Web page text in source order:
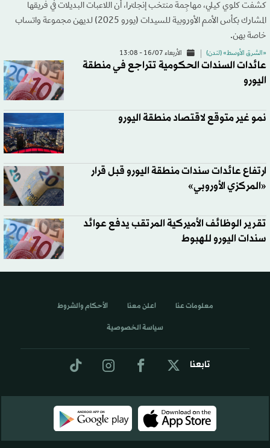
كشفت كلوي كيلي، مهاجِمة منتخب إنجلترا، أن اللاعبات البديلات في فريقها
المشارك بكأس الأمم الأوروبية للسيدات (يورو 2025) لديهن مجموعة واتساب
خاصة بهن.
«الشرق الأوسط» (لندن) الأربعاء 16/07 - 13:08
عائدات السندات الحكومية تتراجع في منطقة
اليورو
نمو غير متوقع لاقتصاد منطقة اليورو
ارتفاع عائدات سندات منطقة اليورو قبل قرار
«المركزي الأوروبي»
تقرير الوظائف الأميركية المرتقب يدفع عوائد
سندات اليورو للهبوط
تابعنا
معلومات عنا اعلن معنا الأحكام والشروط
سياسة الخصوصية